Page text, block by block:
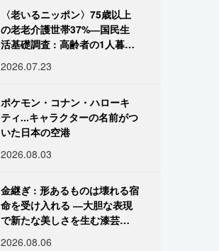
〈老いるニッポン〉75歳以上
の老老介護世帯37%―国民生
活基礎調査 : 高齢者の1人暮ら
2026.07.23
ポケモン・コナン・ハローキ
ティ...キャラクターの名前がつ
いた日本の空港
2026.08.03
金継ぎ : 形あるものは壊れる宿
命を受け入れる ―大胆な表現
で新たな美しさを生む漆芸修
2026.08.06